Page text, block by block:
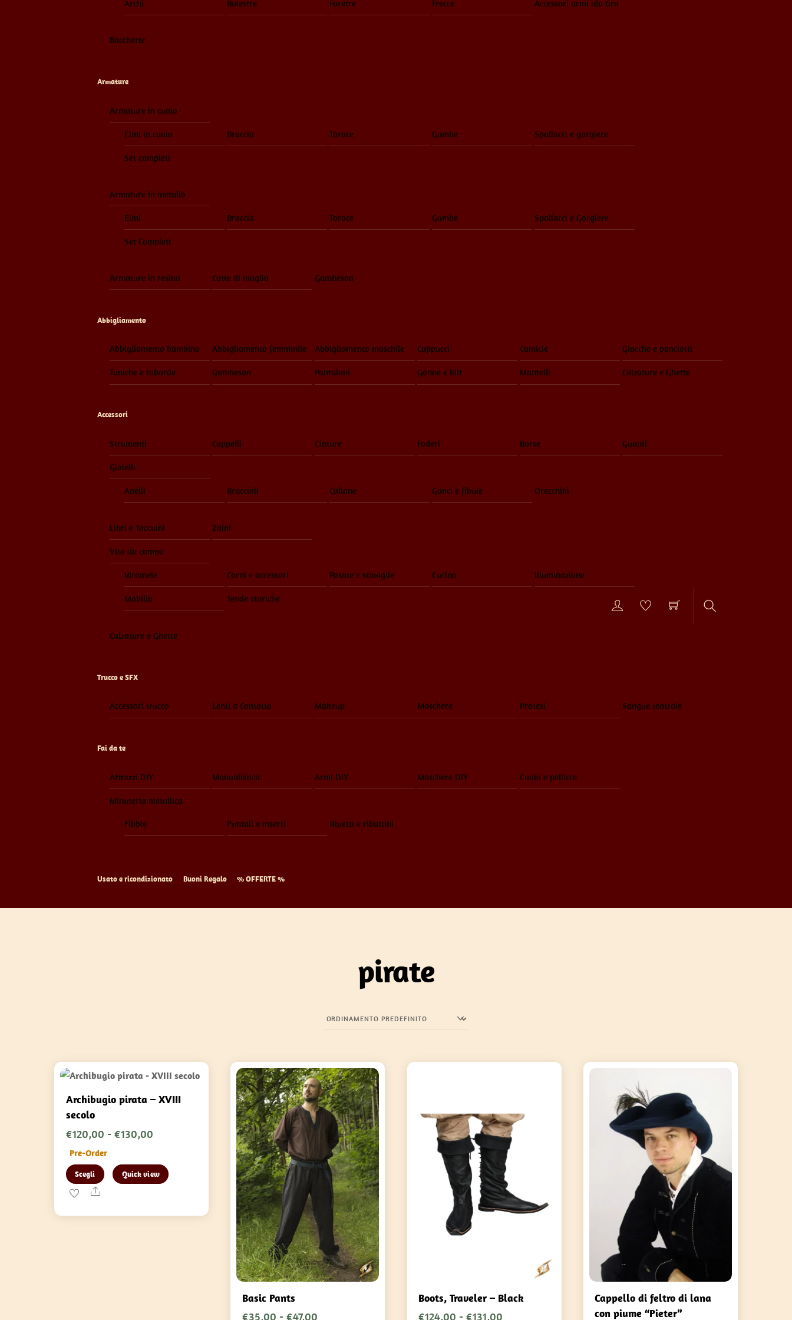
Archi Balestre Faretre Frecce Accessori armi ida tiro
Bacchette
Armature
Armature in cuoio
Elmi in cuoio Braccia Torace Gambe Spallacci e gorgiere
Set completi
Armature in metallo
Elmi Braccia Torace Gambe Spallacci e Gorgiere
Set Completi
Armature in resina Cotte di maglia Gambeson
Abbigliamento
Abbigliamento bambino Abbigliamento femminile Abbigliamento maschile Cappucci Camicie Giacche e panciotti
Tuniche e tabarde Gambeson Pantaloni Gonne e kilt Mantelli Calzature e Ghette
Accessori
Strumenti Cappelli Cinture Foderi Borse Guanti
Gioielli
Anelli Bracciali Collane Ganci e fibule Orecchini
Libri e Taccuini Zaini
Vita da campo
Idromele Corni e accessori Posate e stoviglie Cucina Illuminazione
Mobilio Tende storiche
Calzature e Ghette
Trucco e SFX
Accessori trucco Lenti a Contatto Makeup Maschere Protesi Sangue teatrale
Fai da te
Attrezzi DIY Manualistica Armi DIY Maschere DIY Cuoio e pellicce
Minuteria metallica
Fibbie Puntali e inserti Rivetti e ribattini
Usato e ricondizionato Buoni Regalo % OFFERTE %
pirate
Archibugio pirata – XVIII
secolo
€120,00 - €130,00Fascia
prezzo:
da
a
Pre-Order
Scegli
Questo
prodotto
più
Quick view
Share
Basic Pants
€35,00 - €47,00Fascia
Boots, Traveler – Black
€124,00 - €131,00
Cappello di feltro di lana
con piume “Pieter”